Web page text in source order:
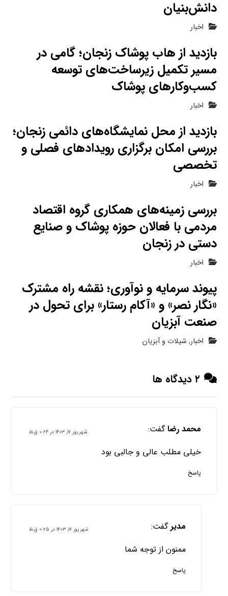
دانش‌بنیان
اخبار
بازدید از هاب پوشاک زنجان؛ گامی در
مسیر تکمیل زیرساخت‌های توسعه
کسب‌وکارهای پوشاک
اخبار
بازدید از محل نمایشگاه‌های دائمی زنجان؛
بررسی امکان برگزاری رویدادهای فصلی و
تخصصی
اخبار
بررسی زمینه‌های همکاری گروه اقتصاد
مردمی با فعالان حوزه پوشاک و صنایع
دستی در زنجان
اخبار
پیوند سرمایه و نوآوری؛ نقشه راه مشترک
«نگار نصر» و «آکام رستار» برای تحول در
صنعت آبزیان
اخبار, شیلات و آبزیان
۲ دیدگاه ها
محمد رضا گفت: شهریور ۱۷, ۱۴۰۳ در ۰:۲۴ ق٫ظ
خیلی مطلب عالی و جالبی بود
پاسخ
مدیر گفت: شهریور ۱۷, ۱۴۰۳ در ۰:۲۵ ق٫ظ
ممنون از توجه شما
پاسخ